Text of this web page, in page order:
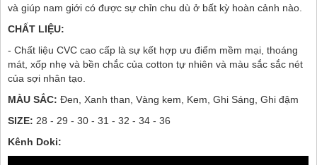
và giúp nam giới có được sự chỉn chu dù ở bất kỳ hoàn cảnh nào.
CHẤT LIỆU:
- Chất liệu CVC cao cấp là sự kết hợp ưu điểm mềm mại, thoáng
mát, xốp nhẹ và bền chắc của cotton tự nhiên và màu sắc sắc nét
của sợi nhân tạo.
MÀU SẮC: Đen, Xanh than, Vàng kem, Kem, Ghi Sáng, Ghi đậm
SIZE: 28 - 29 - 30 - 31 - 32 - 34 - 36
Kênh Doki: